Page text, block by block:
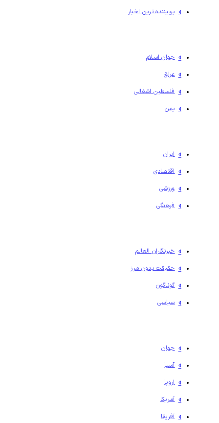
پربیننده ترین اخبار
جهان اسلام
عراق
فلسطين اشغالی
یمن
ایران
اقتصادی
ورزشی
فرهنگی
خبرنگاران العالم
حقیقت بدون مرز
گوناگون
سیاسی
جهان
آسیا
اروپا
آمریکا
آفریقا